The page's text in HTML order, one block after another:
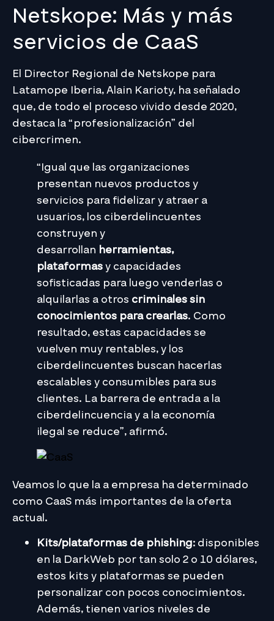
Netskope: Más y más
servicios de CaaS
El Director Regional de Netskope para
Latamope Iberia, Alain Karioty, ha señalado
que, de todo el proceso vivido desde 2020,
destaca la “profesionalización” del
cibercrimen.
“Igual que las organizaciones
presentan nuevos productos y
servicios para fidelizar y atraer a
usuarios, los ciberdelincuentes
construyen y
desarrollan herramientas,
plataformasy capacidades
sofisticadas para luego venderlas o
alquilarlas a otros criminales sin
conocimientos para crearlas. Como
resultado, estas capacidades se
vuelven muy rentables, y los
ciberdelincuentes buscan hacerlas
escalables y consumibles para sus
clientes. La barrera de entrada a la
ciberdelincuencia y a la economía
ilegal se reduce”, afirmó.
Veamos lo que la a empresa ha determinado
como CaaS más importantes de la oferta
actual.
Kits/plataformas de phishing: disponibles
en la DarkWeb por tan solo 2 o 10 dólares,
estos kits y plataformas se pueden
personalizar con pocos conocimientos.
Además, tienen varios niveles de